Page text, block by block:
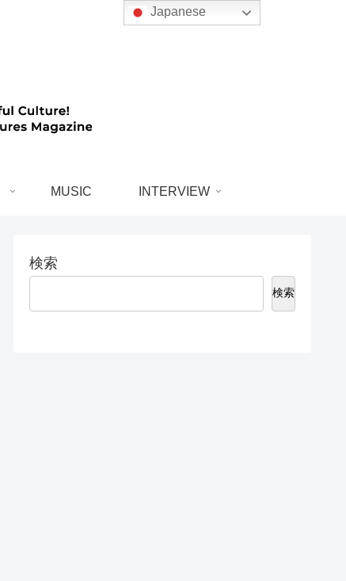
MUSIC INTERVIEW
検索
検索
Japanese